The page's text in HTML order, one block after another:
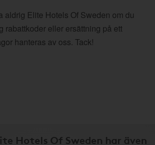
aldrig Elite Hotels Of Sweden om du
rabattkoder eller ersättning på ett
hanteras av oss. Tack!
Hotels Of Sweden har även